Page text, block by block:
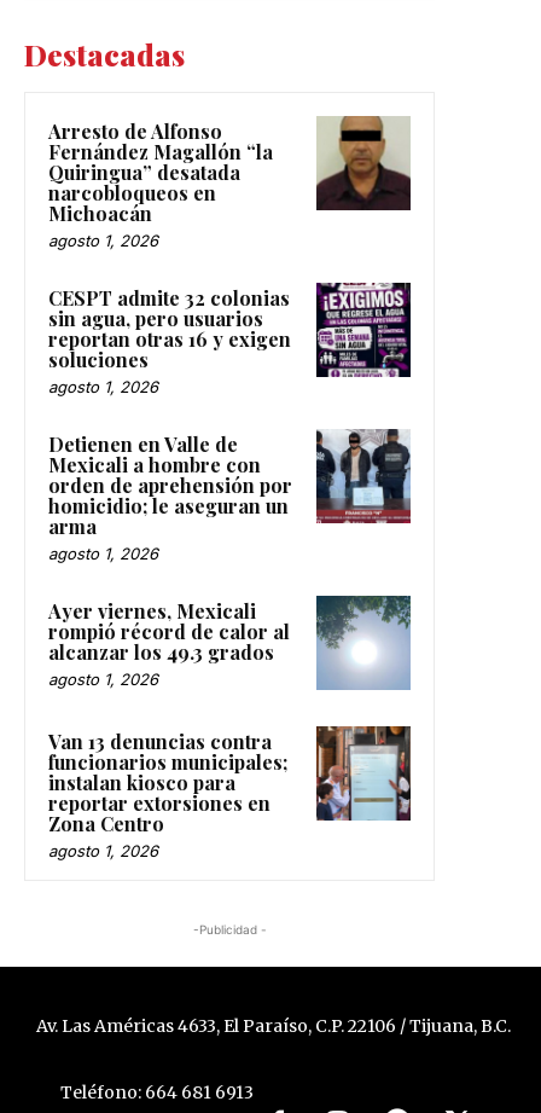
Destacadas
Arresto de Alfonso
Fernández Magallón “la
Quiringua” desatada
narcobloqueos en
Michoacán
agosto 1, 2026
CESPT admite 32 colonias
sin agua, pero usuarios
reportan otras 16 y exigen
soluciones
agosto 1, 2026
Detienen en Valle de
Mexicali a hombre con
orden de aprehensión por
homicidio; le aseguran un
arma
agosto 1, 2026
Ayer viernes, Mexicali
rompió récord de calor al
alcanzar los 49.3 grados
agosto 1, 2026
Van 13 denuncias contra
funcionarios municipales;
instalan kiosco para
reportar extorsiones en
Zona Centro
agosto 1, 2026
-Publicidad -
Av. Las Américas 4633, El Paraíso, C.P. 22106 / Tijuana, B.C.
Teléfono: 664 681 6913